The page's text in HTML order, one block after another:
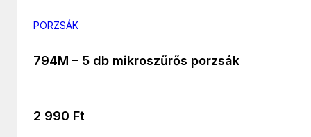
PORZSÁK
794M – 5 db mikroszűrős porzsák
2 990 Ft